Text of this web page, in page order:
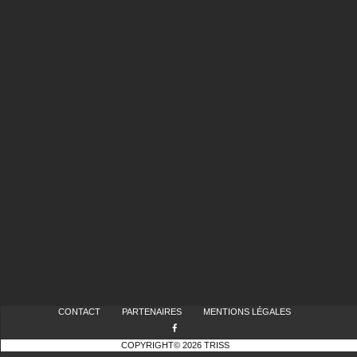
CONTACT PARTENAIRES MENTIONS LÉGALES
COPYRIGHT© 2026 TRISS